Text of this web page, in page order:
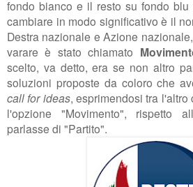
fondo bianco e il resto su fondo blu
cambiare in modo significativo è il
Destra nazionale e Azione
varare è stato chiamato
scelto, va detto, era se non altro
soluzioni proposte da coloro che
call for ideas, esprimendosi tra
l'opzione "Movimento", rispetto
parlasse di "Partito".